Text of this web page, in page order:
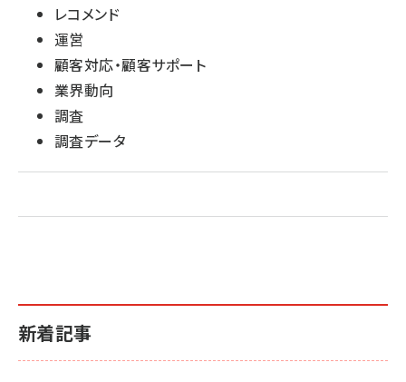
レコメンド
運営
顧客対応・顧客サポート
業界動向
調査
調査データ
新着記事